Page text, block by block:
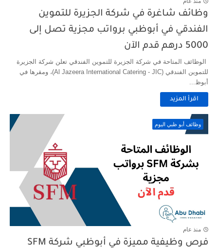
وظائف شاغرة في شركة الجزيرة للتموين
الفندقي في أبوظبي برواتب مجزية تصل إلى
5000 درهم قدم الآن
الوظائف المتاحة في شركة الجزيرة للتموين الفندقي تعلن شركة الجزيرة
للتموين الفندقي (Al Jazeera International Catering - JIC)، ومقرها في
أبوظ...
اقرأ المزيد
وظائف أبو ظبي اليوم
منذ عام
فرص وظيفية مميزة في أبوظبي شركة SFM